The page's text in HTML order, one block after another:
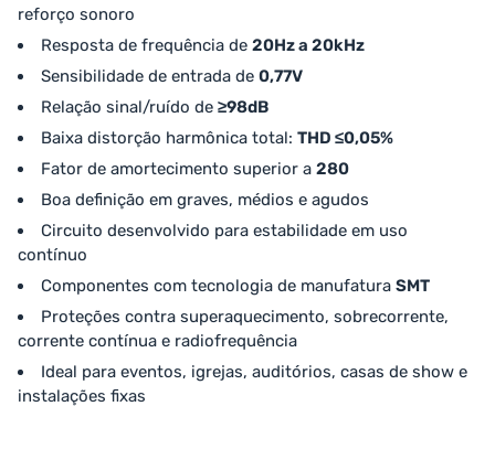
reforço sonoro
Resposta de frequência de 20Hz a 20kHz
Sensibilidade de entrada de 0,77V
Relação sinal/ruído de ≥98dB
Baixa distorção harmônica total: THD ≤0,05%
Fator de amortecimento superior a 280
Boa definição em graves, médios e agudos
Circuito desenvolvido para estabilidade em uso
contínuo
Componentes com tecnologia de manufatura SMT
Proteções contra superaquecimento, sobrecorrente,
corrente contínua e radiofrequência
Ideal para eventos, igrejas, auditórios, casas de show e
instalações fixas